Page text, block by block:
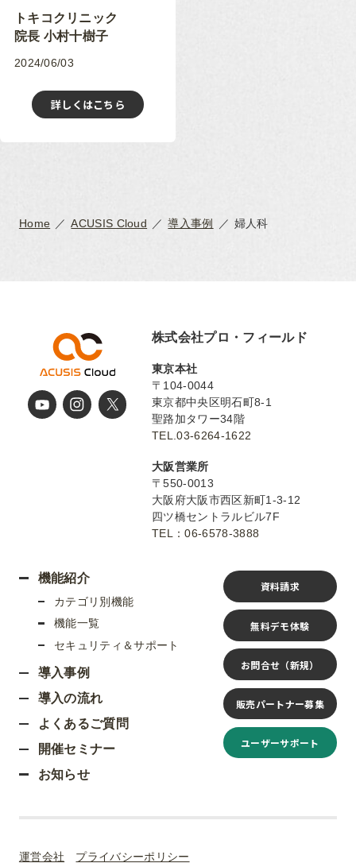
トキコクリニック
院長 小村十樹子
2024/06/03
詳しくはこちら
Home ACUSIS Cloud 導入事例 婦人科
株式会社プロ・フィールド
東京本社
〒104-0044
東京都中央区明石町8-1
聖路加タワー34階
TEL.03-6264-1622
大阪営業所
〒550-0013
大阪府大阪市西区新町1-3-12
四ツ橋セントラルビル7F
TEL：06-6578-3888
機能紹介
カテゴリ別機能
機能一覧
セキュリティ＆サポート
導入事例
導入の流れ
よくあるご質問
開催セミナー
お知らせ
資料請求
無料デモ体験
お問合せ（新規）
販売パートナー募集
ユーザーサポート
運営会社 プライバシーポリシー